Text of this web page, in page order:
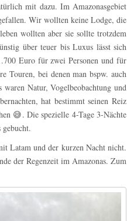
mit dazu. Im Amazonasgebiet
Wir wollten keine Lodge, die
wollten aber sie sollte trotzdem
über teuer bis Luxus lässt sich
Euro für zwei Personen und für
Touren, bei denen man bspw. auch
Natur, Vogelbeobachtung und
hat bestimmt seinen Reiz
😅. Die spezielle 4-Tage 3-Nächte
Latam und der kurzen Nacht nicht.
der Regenzeit im Amazonas. Zum